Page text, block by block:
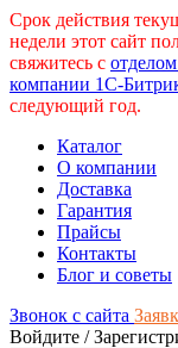
Срок действия
недели этот сайт
свяжитесь с
компании 1С-
следующий год.
Каталог
О компании
Доставка
Гарантия
Прайсы
Контакты
Блог и советы
Звонок с сайта
Войдите /